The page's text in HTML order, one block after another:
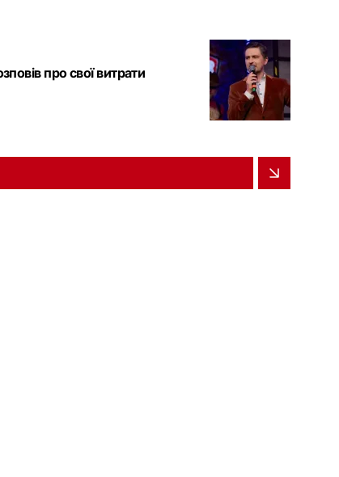
про свої витрати